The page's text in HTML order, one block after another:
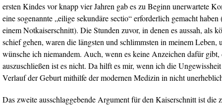
ersten Kindes vor knapp vier Jahren gab es zu Beginn unerwartete
eine sogenannte „eilige sekundäre sectio“ erforderlich gemacht
einem Notkaiserschnitt). Die Stunden zuvor, in denen es aussah, als
schief gehen, waren die längsten und schlimmsten in meinem Leben,
wünsche ich niemandem. Auch, wenn es keine Anzeichen dafür gibt,
auszuschließen ist es nicht. Da hilft es mir, wenn ich die
Verlauf der Geburt mithilfe der modernen Medizin in nicht
Das zweite ausschlaggebende Argument für den Kaiserschnitt ist die